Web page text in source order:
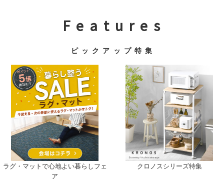
F e a t u r e s
ピ ッ ク ア ッ プ 特 集
ラグ・マットで心地よい暮らしフェ
ア
クロノスシリーズ特集